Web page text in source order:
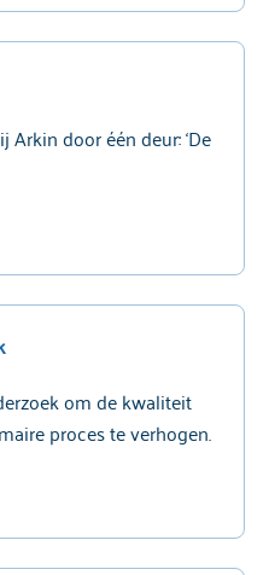
door één deur: ‘De
om de kwaliteit
proces te verhogen.